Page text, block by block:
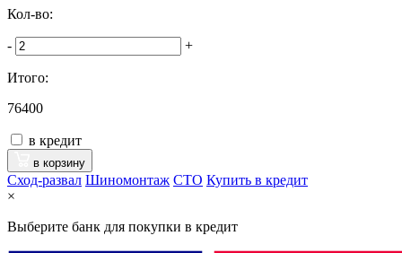
Кол-во:
- +
Итого:
76400
в кредит
в корзину
Сход-развал Шиномонтаж CTO Купить в кредит
×
Выберите банк для покупки в кредит